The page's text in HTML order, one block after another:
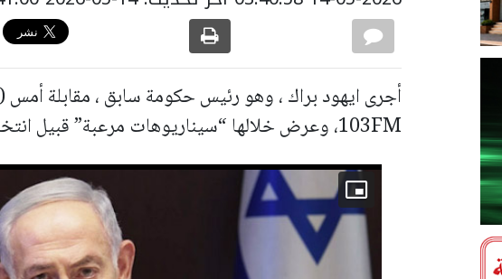
أجرى ايهود براك ، وهو رئيس حكومة سابق ، مقابلة أمس
103FM، وعرض خلالها “سيناريوهات مرعبة” قبيل انتخابات 2026.